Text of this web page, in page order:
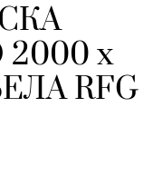
2000 x
RFG